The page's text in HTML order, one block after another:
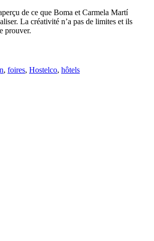
de ce que Boma et Carmela Martí
La créativité n’a pas de limites et ils
prouver.
, foires, Hostelco, hôtels